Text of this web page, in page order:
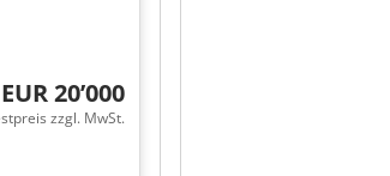
EUR 20’000
zzgl. MwSt.